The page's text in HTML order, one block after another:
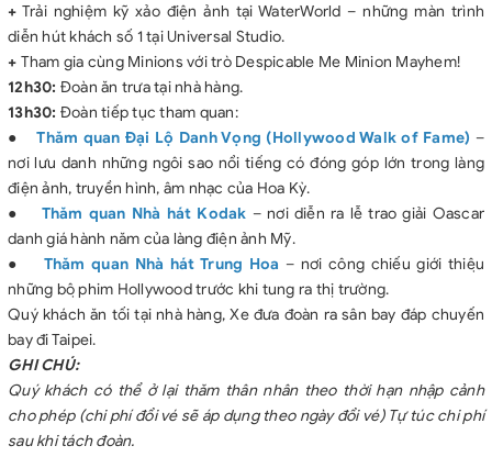
+ Trải nghiệm kỹ xảo điện ảnh tại WaterWorld – những màn trình
diễn hút khách số 1 tại Universal Studio.
+ Tham gia cùng Minions với trò Despicable Me Minion Mayhem!
12h30: Đoàn ăn trưa tại nhà hàng.
13h30: Đoàn tiếp tục tham quan:
●Thăm quan Đại Lộ Danh Vọng (Hollywood Walk of Fame) –
nơi lưu danh những ngôi sao nổi tiếng có đóng góp lớn trong làng
điện ảnh, truyền hình, âm nhạc của Hoa Kỳ.
● Thăm quan Nhà hát Kodak – nơi diễn ra lễ trao giải Oascar
danh giá hành năm của làng điện ảnh Mỹ.
● Thăm quan Nhà hát Trung Hoa – nơi công chiếu giới thiệu
những bộ phim Hollywood trước khi tung ra thị trường.
Quý khách ăn tối tại nhà hàng, Xe đưa đoàn ra sân bay đáp chuyến
bay đi Taipei.
GHI CHÚ:
Quý khách có thể ở lại thăm thân nhân theo thời hạn nhập cảnh
cho phép (chi phí đổi vé sẽ áp dụng theo ngày đổi vé) Tự túc chi phí
sau khi tách đoàn.